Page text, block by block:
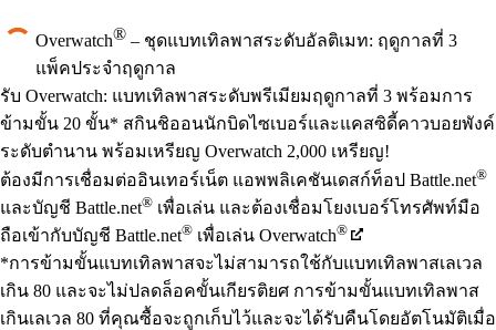
Overwatch® – ชุดแบทเทิลพาสระดับอัลติเมท: ฤดูกาลที่ 3
แพ็คประจำฤดูกาล
Product Notification
รับ Overwatch: แบทเทิลพาสระดับพรีเมียมฤดูกาลที่ 3 พร้อมการ
ข้ามขั้น 20 ขั้น* สกินชิออนนักบิดไซเบอร์และแคสซิดี้คาวบอยพังค์
ระดับตำนาน พร้อมเหรียญ Overwatch 2,000 เหรียญ!
ราคา
Available actions
ต้องมีการเชื่อมต่ออินเทอร์เน็ต แอพพลิเคชันเดสก์ท็อป Battle.net®
และบัญชี Battle.net® เพื่อเล่น และต้องเชื่อมโยงเบอร์โทรศัพท์มือ
ถือเข้ากับบัญชี Battle.net® เพื่อเล่น Overwatch®
*การข้ามขั้นแบทเทิลพาสจะไม่สามารถใช้กับแบทเทิลพาสเลเวล
เกิน 80 และจะไม่ปลดล็อคขั้นเกียรติยศ การข้ามขั้นแบทเทิลพาส
เกินเลเวล 80 ที่คุณซื้อจะถูกเก็บไว้และจะได้รับคืนโดยอัตโนมัติเมื่อ